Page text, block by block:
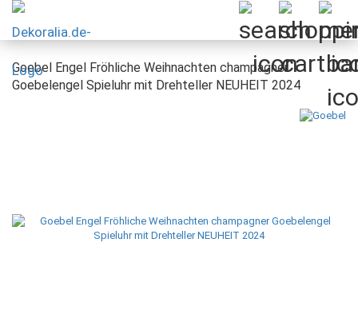
Goebel Engel Fröhliche Weihnachten champagner
Goebelengel Spieluhr mit Drehteller NEUHEIT 2024